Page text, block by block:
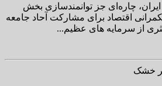
چاره‌ای جز توانمندسازی بخش
اقتصاد برای مشارکت آحاد جامعه
از سرمایه های عظیم...